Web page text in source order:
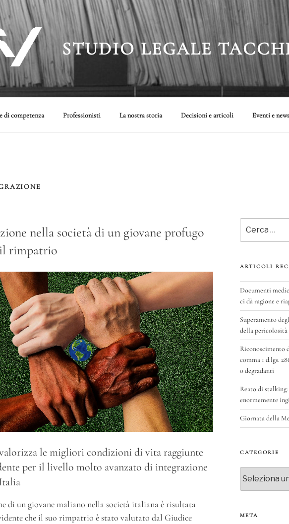
STUDIO LEGALE
di competenza Professionisti La nostra storia Decisioni e articoli Eventi e news
nella società di un giovane profugo
rimpatrio
le migliori condizioni di vita raggiunte
per il livello molto avanzato di integrazione
di un giovane maliano nella società italiana è risultata
che il suo rimpatrio è stato valutato dal Giudice
ARTICOLI
Documenti
ci dà ragione e
Superamento
della pericolosità
Riconoscimento
comma 1 d.lgs.
o degradanti
Reato di stalking:
enormemente
Giornata della
CATEGORIE
META